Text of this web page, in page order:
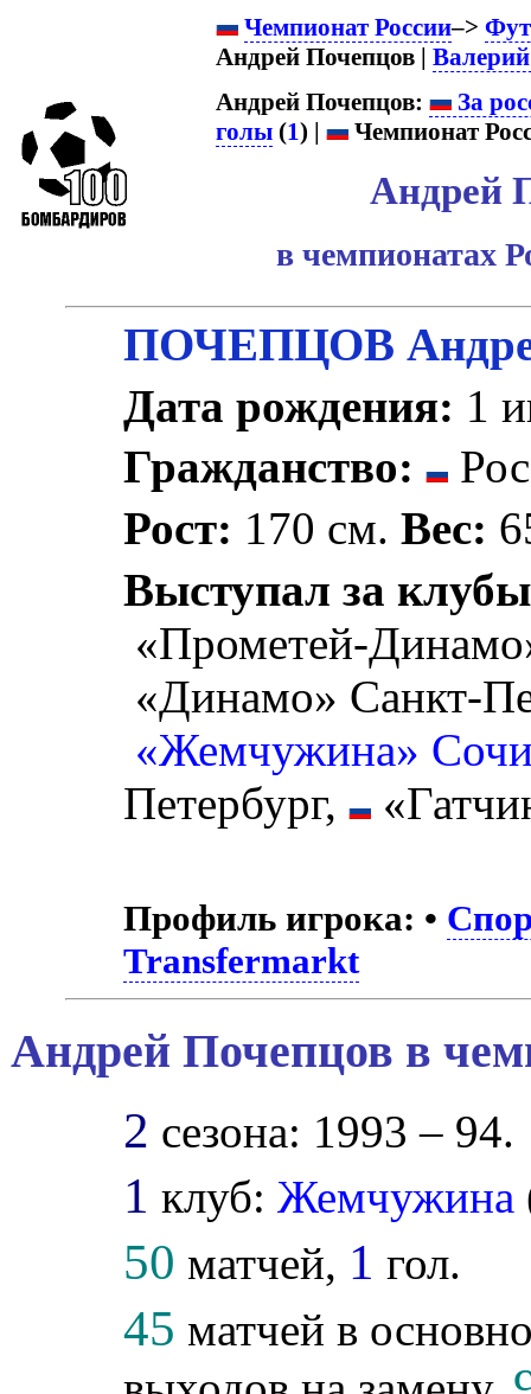
Чемпионат России–>
Андрей Почепцов |
Андрей Почепцов:
За
голы (1) | Чемпионат
Андрей
в чемпионатах
ПОЧЕПЦОВ
Дата рождения: 1
Гражданство:
Рост: 170 см.Вес:
Выступал за
«Прометей-
«Динамо» Санкт-
«Жемчужина»
Петербург,
Профиль игрока: •
Transfermarkt
Андрей Почепцов в
2 сезона: 1993 – 94.
1 клуб:Жемчужина
50 матчей, 1 гол.
45 матчей в